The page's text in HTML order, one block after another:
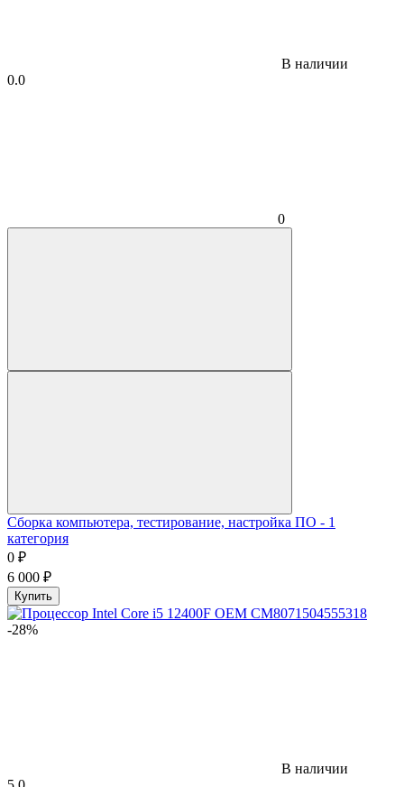
В наличии
0.0
0
Сборка компьютера, тестирование, настройка ПО - 1
категория
0 ₽
6 000 ₽
Купить
-28%
В наличии